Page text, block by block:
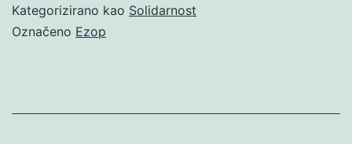
Kategorizirano kao Solidarnost
Označeno Ezop